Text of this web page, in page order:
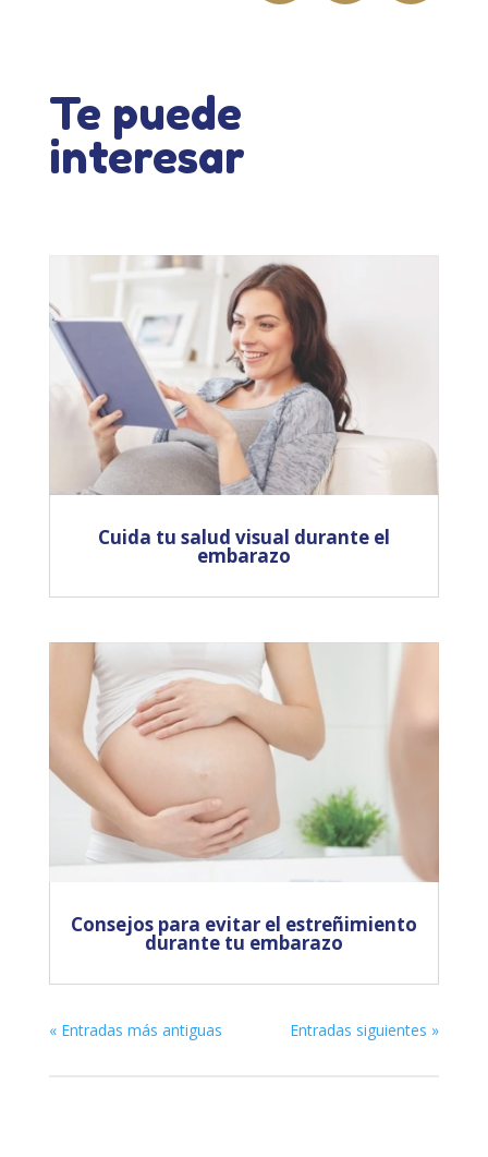
Te puede
interesar
Cuida tu salud visual durante el
embarazo
Consejos para evitar el estreñimiento
durante tu embarazo
« Entradas más antiguas Entradas siguientes »